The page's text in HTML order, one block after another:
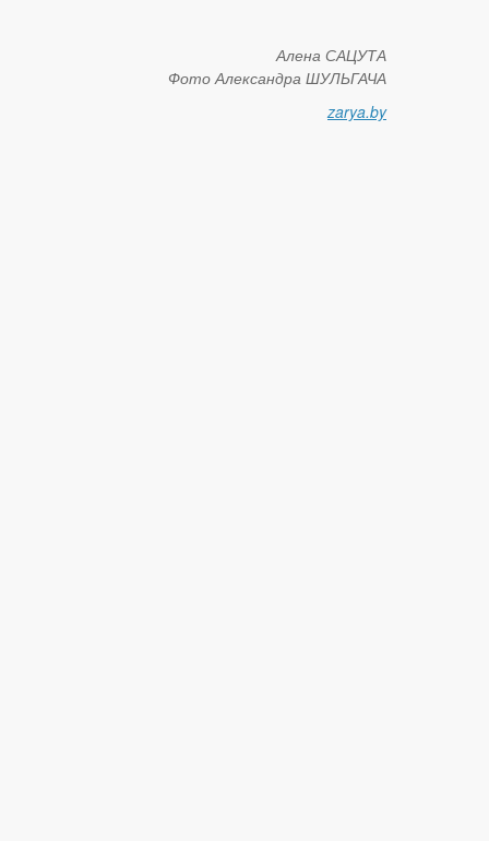
Алена САЦУТА
Фото Александра ШУЛЬГАЧА
zarya.by